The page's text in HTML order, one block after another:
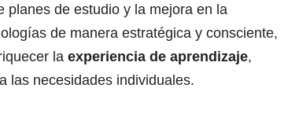
planes de estudio y la mejora en la
de manera estratégica y consciente,
la experiencia de aprendizaje,
las necesidades individuales.